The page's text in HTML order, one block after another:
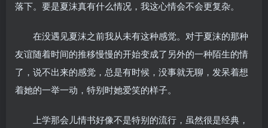
落下。要是夏沫真有什么情况，我这心情会不会更复杂。
在没遇见夏沫之前我从未有这种感觉。对于夏沫的那种
友谊随着时间的推移慢慢的开始变成了另外的一种陌生的情
了，说不出来的感觉，总是有时候，没事就无聊，发呆着想
着她的一举一动，特别时她爱笑的样子。
上学那会儿情书好像不是特别的流行，虽然很是经典，